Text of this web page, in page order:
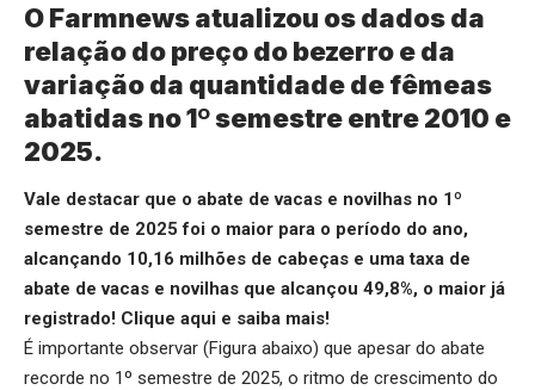
O Farmnews atualizou os dados da
relação do preço do bezerro e da
variação da quantidade de fêmeas
abatidas no 1ºsemestre entre 2010 e
2025.
Vale destacar que o abate de vacas e novilhas no 1º
semestre de 2025 foi o maior para o período do ano,
alcançando 10,16 milhões de cabeças e uma taxa de
abate de vacas e novilhas que alcançou 49,8%, o maior já
registrado! Clique aqui e saiba mais!
É importante observar (Figura abaixo) que apesar do abate
recorde no 1º semestre de 2025, o ritmo de crescimento do